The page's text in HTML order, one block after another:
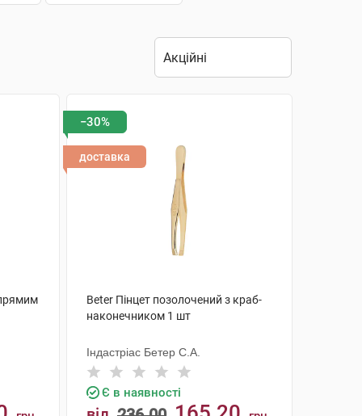
−30%
доставка
Beter Пінцет позолочений з краб-
наконечником 1 шт
Індастріас Бетер С.А.
Є в наявності